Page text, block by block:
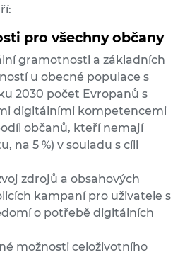
pro všechny občany
gramotnosti a základních
u obecné populace s
2030 počet Evropanů s
digitálními kompetencemi
občanů, kteří nemají
na 5 %) v souladu s cíli
zdrojů a obsahových
kampaní pro uživatele s
o potřebě digitálních
možnosti celoživotního